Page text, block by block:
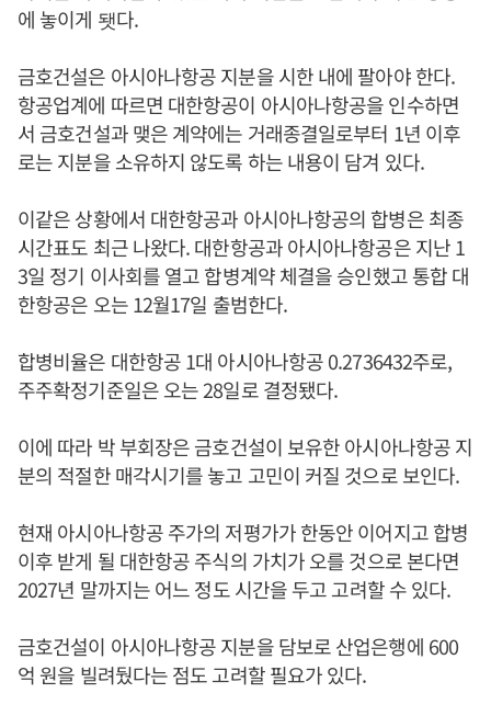
에 놓이게 됏다.
금호건설은 아시아나항공 지분을 시한 내에 팔아야 한다.
항공업계에 따르면 대한항공이 아시아나항공을 인수하면
서 금호건설과 맺은 계약에는 거래종결일로부터 1년 이후
로는 지분을 소유하지 않도록 하는 내용이 담겨 있다.
이같은 상황에서 대한항공과 아시아나항공의 합병은 최종
시간표도 최근 나왔다. 대한항공과 아시아나항공은 지난 1
3일 정기 이사회를 열고 합병계약 체결을 승인했고 통합 대
한항공은 오는 12월17일 출범한다.
합병비율은 대한항공 1대 아시아나항공 0.2736432주로,
주주확정기준일은 오는 28일로 결정됐다.
이에 따라 박 부회장은 금호건설이 보유한 아시아나항공 지
분의 적절한 매각시기를 놓고 고민이 커질 것으로 보인다.
현재 아시아나항공 주가의 저평가가 한동안 이어지고 합병
이후 받게 될 대한항공 주식의 가치가 오를 것으로 본다면
2027년 말까지는 어느 정도 시간을 두고 고려할 수 있다.
금호건설이 아시아나항공 지분을 담보로 산업은행에 600
억 원을 빌려뒀다는 점도 고려할 필요가 있다.